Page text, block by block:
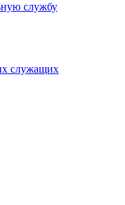
службу
служащих